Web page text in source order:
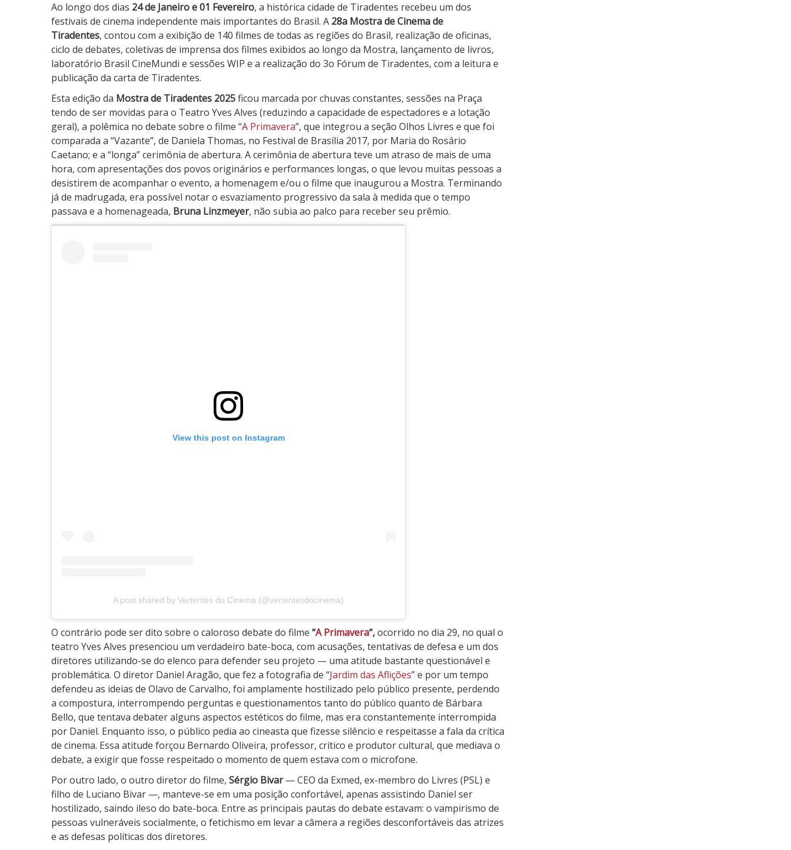
e
r
a
l
e
V
e
n
c
e
d
o
r
e
s
d
Ao longo dos dias 24 de Janeiro e 01 Fevereiro, a histórica cidade de Tiradentes recebeu um dos
festivais de cinema independente mais importantes do Brasil. A 28a Mostra de Cinema de
Tiradentes, contou com a exibição de 140 filmes de todas as regiões do Brasil, realização de oficinas,
ciclo de debates, coletivas de imprensa dos filmes exibidos ao longo da Mostra, lançamento de livros,
laboratório Brasil CineMundi e sessões WIP e a realização do 3o Fórum de Tiradentes, com a leitura e
publicação da carta de Tiradentes.
Esta edição da Mostra de Tiradentes 2025ficou marcada por chuvas constantes, sessões na Praça
tendo de ser movidas para o Teatro Yves Alves (reduzindo a capacidade de espectadores e a lotação
geral), a polêmica no debate sobre o filme “A Primavera”, que integrou a seção Olhos Livres e que foi
comparada a “Vazante”, de Daniela Thomas, no Festival de Brasília 2017, por Maria do Rosário
Caetano; e a “longa” cerimônia de abertura. A cerimônia de abertura teve um atraso de mais de uma
hora, com apresentações dos povos originários e performances longas, o que levou muitas pessoas a
desistirem de acompanhar o evento, a homenagem e/ou o filme que inaugurou a Mostra. Terminando
já de madrugada, era possível notar o esvaziamento progressivo da sala à medida que o tempo
passava e a homenageada, Bruna Linzmeyer, não subia ao palco para receber seu prêmio.
View this post on Instagram
A post shared by Vertentes do Cinema (@vertentesdocinema)
O contrário pode ser dito sobre o caloroso debate do filme “A Primavera“,ocorrido no dia 29, no qual o
teatro Yves Alves presenciou um verdadeiro bate-boca, com acusações, tentativas de defesa e um dos
diretores utilizando-se do elenco para defender seu projeto — uma atitude bastante questionável e
problemática. O diretor Daniel Aragão, que fez a fotografia de “Jardim das Aflições” e por um tempo
defendeu as ideias de Olavo de Carvalho, foi amplamente hostilizado pelo público presente, perdendo
a compostura, interrompendo perguntas e questionamentos tanto do público quanto de Bárbara
Bello, que tentava debater alguns aspectos estéticos do filme, mas era constantemente interrompida
por Daniel. Enquanto isso, o público pedia ao cineasta que fizesse silêncio e respeitasse a fala da crítica
de cinema. Essa atitude forçou Bernardo Oliveira, professor, crítico e produtor cultural, que mediava o
debate, a exigir que fosse respeitado o momento de quem estava com o microfone.
Por outro lado, o outro diretor do filme, Sérgio Bivar— CEO da Exmed, ex-membro do Livres (PSL) e
filho de Luciano Bivar —, manteve-se em uma posição confortável, apenas assistindo Daniel ser
hostilizado, saindo ileso do bate-boca. Entre as principais pautas do debate estavam: o vampirismo de
pessoas vulneráveis socialmente, o fetichismo em levar a câmera a regiões desconfortáveis das atrizes
e as defesas políticas dos diretores.